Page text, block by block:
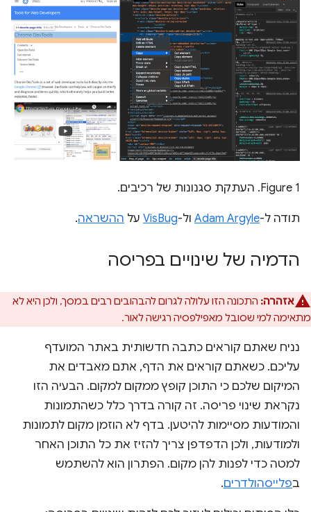
Figure 1. העתקת סגנונות של רכיבים.
תודה ל-Adam Argyle ול-VisBug על ההשראה.
הדמיה של שינויים בפריסה
אזהרה: התכונה הזו עלולה לגרום להבהובים רבים במסך, ולכן היא לא
מתאימה למי שסובל מאפילפסיה רגישה לאור.
נניח שאתם קוראים כתבה חדשותית באתר המועדף
עליכם. כשאתם קוראים את הדף, אתם מאבדים את
המיקום שלכם כי התוכן קופץ ממקום למקום. הבעיה הזו
נקראת שינוי פריסה. זה קורה בדרך כלל כשהתמונות
והמודעות מסיימות להיטען. בדף לא הוזמן מקום לתמונות
ולמודעות, ולכן הדפדפן צריך להזיז את כל התוכן האחר
למטה כדי לפנות להן מקום. הפתרון הוא להשתמש
בפלייסהולדרים.